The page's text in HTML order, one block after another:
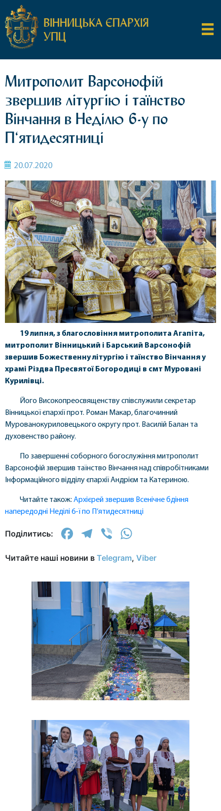
ВІННИЦЬКА ЄПАРХІЯ
УПЦ
Митрополит Варсонофій
звершив літургію і таїнство
Вінчання в Неділю 6-у по
П‘ятидесятниці
20.07.2020
19 липня, з благословіння митрополита Агапіта,
митрополит Вінницький і Барський Варсонофій
звершив Божественну літургію і таїнство Вінчання у
храмі Різдва Пресвятої Богородиці в смт Муровані
Курилівці.
Його Високопреосвященству співслужили секретар
Вінницької єпархії прот. Роман Макар, благочинний
Мурованокуриловецького округу прот. Василій Балан та
духовенство району.
По завершенні соборного богослужіння митрополит
Варсонофій звершив таїнство Вінчання над співробітниками
Інформаційного відділу єпархії Андрієм та Катериною.
Читайте також: Архієрей звершив Всенічне бдіння
напередодні Неділі 6-ї по П‘ятидесятниці
Поділитись: Facebook
Telegram
Viber
Читайте наші новини в Telegram, Viber